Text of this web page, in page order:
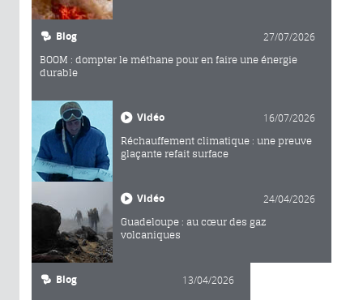
Blog 27/07/2026
BOOM : dompter le méthane pour en faire une énergie
durable
Vidéo 16/07/2026
Réchauffement climatique : une preuve
glaçante refait surface
Vidéo 24/04/2026
Guadeloupe : au cœur des gaz
volcaniques
Blog 13/04/2026